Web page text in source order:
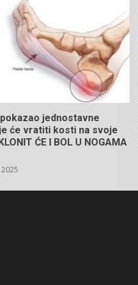
jednostavne
će vratiti kosti na svoje
ĆE I BOL U NOGAMA